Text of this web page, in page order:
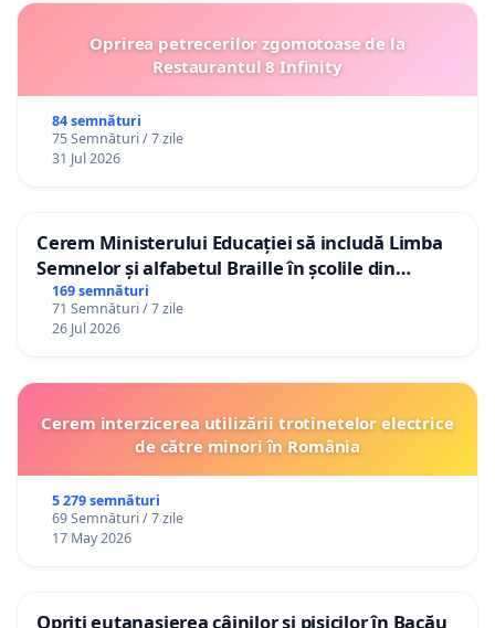
Oprirea petrecerilor zgomotoase de la
Restaurantul 8 Infinity
84 semnături
75 Semnături / 7 zile
31 Jul 2026
Cerem Ministerului Educației să includă Limba
Semnelor și alfabetul Braille în școlile din
Republica Moldova!
169 semnături
71 Semnături / 7 zile
26 Jul 2026
Cerem interzicerea utilizării trotinetelor electrice
de către minori în România
5 279 semnături
69 Semnături / 7 zile
17 May 2026
Opriți eutanasierea câinilor și pisicilor în Bacău